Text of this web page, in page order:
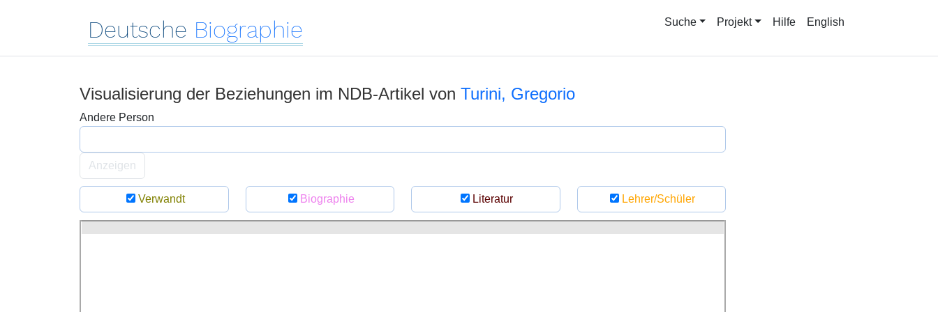
Deutsche Biographie Suche Projekt Hilfe English
Visualisierung der Beziehungen im NDB-Artikel von Turini, Gregorio
Andere Person
Anzeigen
Verwandt Biographie Literatur Lehrer/Schüler